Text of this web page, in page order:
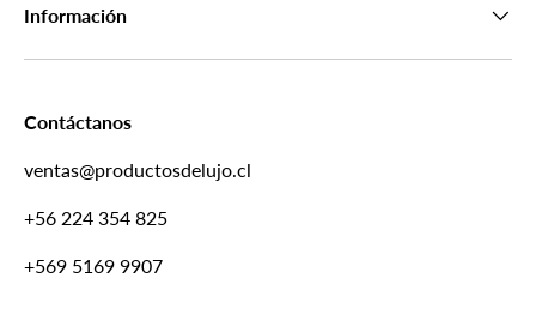
Información
Contáctanos
ventas@productosdelujo.cl
+56 224 354 825
+569 5169 9907